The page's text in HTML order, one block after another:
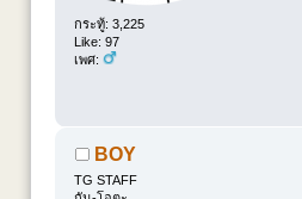
กระทู้: 3,225
Like: 97
เพศ:
BOY
TG STAFF